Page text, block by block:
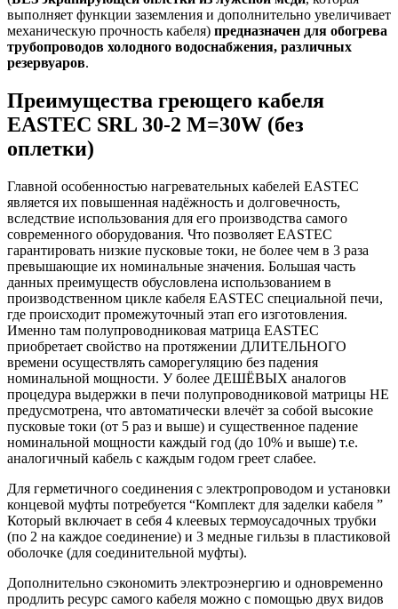
выполняет функции заземления и дополнительно увеличивает
механическую прочность кабеля) предназначен для обогрева
трубопроводов холодного водоснабжения, различных
резервуаров.
Преимущества греющего кабеля
EASTEC SRL 30-2 M=30W (без
оплетки)
Главной особенностью нагревательных кабелей EASTEC
является их повышенная надёжность и долговечность,
вследствие использования для его производства самого
современного оборудования. Что позволяет EASTEC
гарантировать низкие пусковые токи, не более чем в 3 раза
превышающие их номинальные значения. Большая часть
данных преимуществ обусловлена использованием в
производственном цикле кабеля EASTEC специальной печи,
где происходит промежуточный этап его изготовления.
Именно там полупроводниковая матрица EASTEC
приобретает свойство на протяжении ДЛИТЕЛЬНОГО
времени осуществлять саморегуляцию без падения
номинальной мощности. У более ДЕШЁВЫХ аналогов
процедура выдержки в печи полупроводниковой матрицы НЕ
предусмотрена, что автоматически влечёт за собой высокие
пусковые токи (от 5 раз и выше) и существенное падение
номинальной мощности каждый год (до 10% и выше) т.е.
аналогичный кабель с каждым годом греет слабее.
Для герметичного соединения с электропроводом и установки
концевой муфты потребуется “Комплект для заделки кабеля ”
Который включает в себя 4 клеевых термоусадочных трубки
(по 2 на каждое соединение) и 3 медные гильзы в пластиковой
оболочке (для соединительной муфты).
Дополнительно сэкономить электроэнергию и одновременно
продлить ресурс самого кабеля можно с помощью двух видов